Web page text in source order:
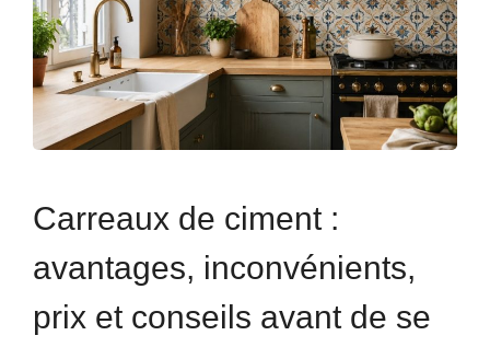
Carreaux de ciment :
avantages, inconvénients,
prix et conseils avant de se